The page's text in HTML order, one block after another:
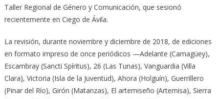
Taller Regional de Género y Comunicación, que sesionó
recientemente en Ciego de Ávila.
La revisión, durante noviembre y diciembre de 2018, de ediciones
en formato impreso de once periódicos —Adelante (Camagüey),
Escambray (Sancti Spíritus), 26 (Las Tunas), Vanguardia (Villa
Clara), Victoria (Isla de la Juventud), Ahora (Holguín), Guerrillero
(Pinar del Río), Girón (Matanzas), El artemiseño (Artemisa), Sierra